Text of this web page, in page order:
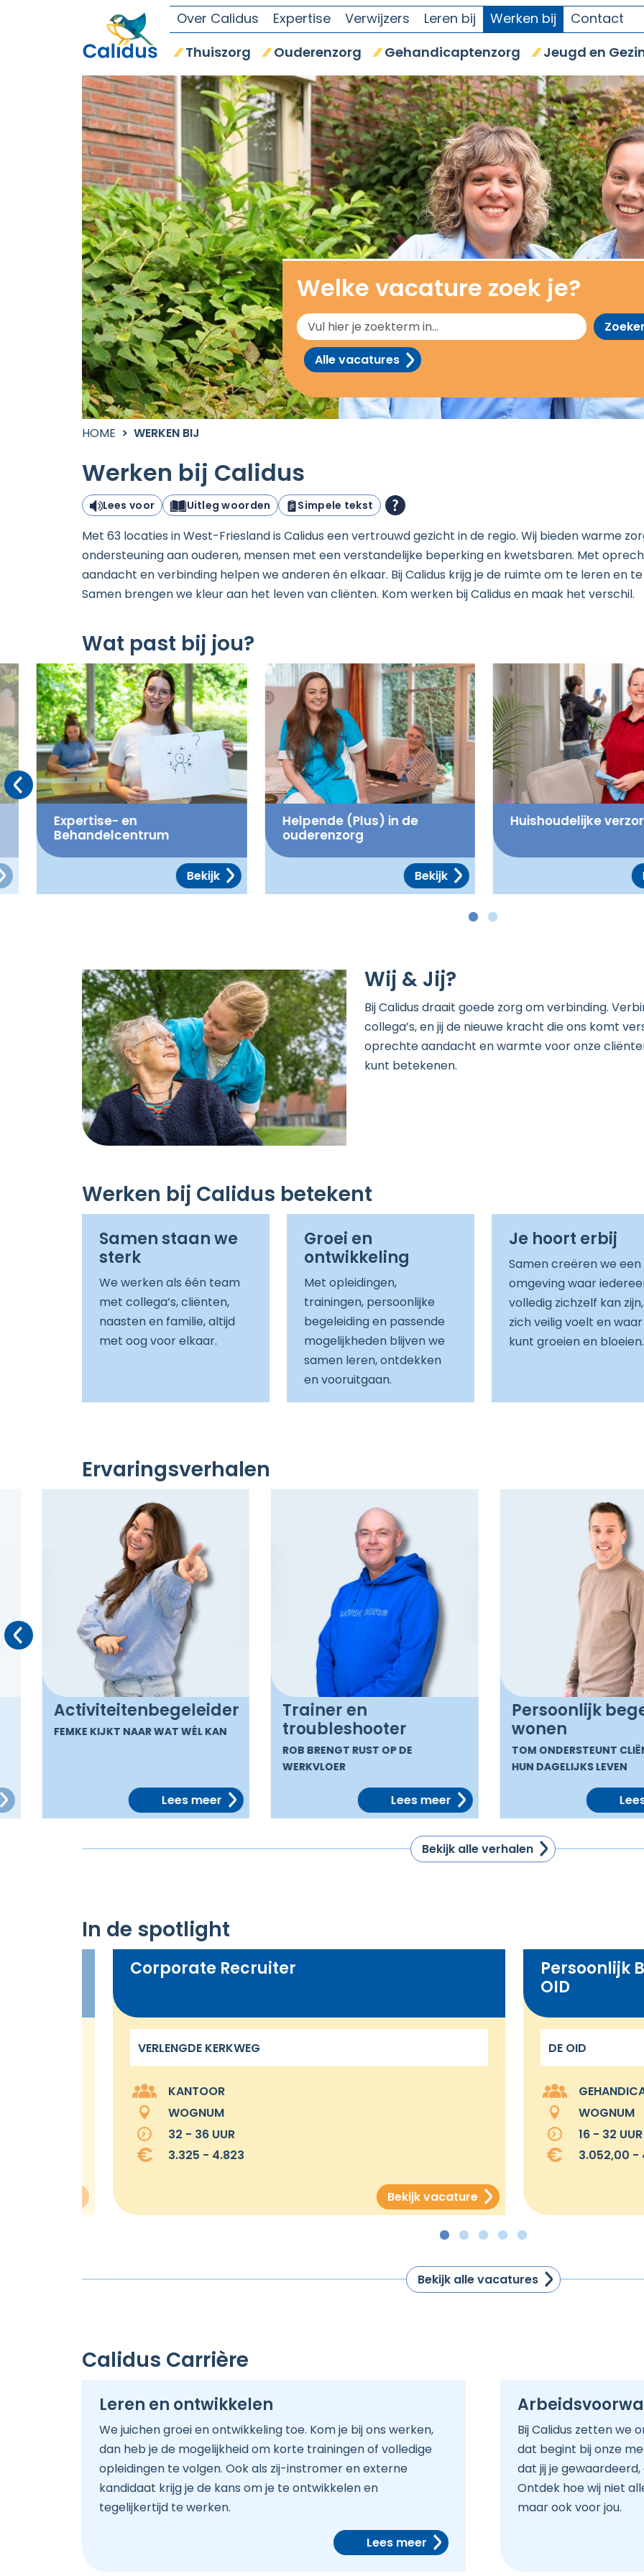
Over Calidus Expertise Verwijzers Leren bij Werken bij Contact
Thuiszorg Ouderenzorg Gehandicaptenzorg Jeugd en
Welke vacature zoek je?
Zoeken
Alle vacatures
HOME WERKEN BIJ
Werken bij Calidus
Lees voor Uitleg woorden Simpele tekst
Met 63 locaties in West-Friesland is Calidus een vertrouwd gezicht in de regio. Wij bieden warme
ondersteuning aan ouderen, mensen met een verstandelijke beperking en kwetsbaren. Met
aandacht en verbinding helpen we anderen én elkaar. Bij Calidus krijg je de ruimte om te leren en te
Samen brengen we kleur aan het leven van cliënten. Kom werken bij Calidus en maak het verschil.
Wat past bij jou?
Expertise- en
Behandelcentrum
Bekijk
Helpende (Plus) in de
ouderenzorg
Bekijk
Huishoudelijke
Vorige
Wij & Jij?
Bij Calidus draait goede zorg om verbinding.
collega’s, en jij de nieuwe kracht die ons komt
oprechte aandacht en warmte voor onze
kunt betekenen.
Werken bij Calidus betekent
Samen staan we
sterk
We werken als één team
met collega’s, cliënten,
naasten en familie, altijd
met oog voor elkaar.
Groei en
ontwikkeling
Met opleidingen,
trainingen, persoonlijke
begeleiding en passende
mogelijkheden blijven we
samen leren, ontdekken
en vooruitgaan.
Je hoort erbij
Samen creëren we een
omgeving waar
volledig zichzelf kan zijn,
zich veilig voelt en waar
kunt groeien en bloeien.
Ervaringsverhalen
Activiteitenbegeleider
FEMKE KIJKT NAAR WAT WÉL KAN
Lees meer
Trainer en
troubleshooter
ROB BRENGT RUST OP DE
WERKVLOER
Lees meer
Persoonlijk
wonen
TOM ONDERSTEUNT
HUN DAGELIJKS LEVEN
Vorige
Bekijk alle verhalen
In de spotlight
Corporate Recruiter
VERLENGDE KERKWEG
KANTOOR
WOGNUM
32 - 36 UUR
3.325 - 4.823
Bekijk vacature
Persoonlijk
DE OID
WOGNUM
16 - 32 UUR
3.052,00 -
Bekijk alle vacatures
Calidus Carrière
Leren en ontwikkelen
We juichen groei en ontwikkeling toe. Kom je bij ons werken,
dan heb je de mogelijkheid om korte trainingen of volledige
opleidingen te volgen. Ook als zij-instromer en externe
kandidaat krijg je de kans om je te ontwikkelen en
tegelijkertijd te werken.
Lees meer
Bij Calidus zetten we
dat begint bij onze
dat jij je
Ontdek hoe wij niet
maar ook voor jou.